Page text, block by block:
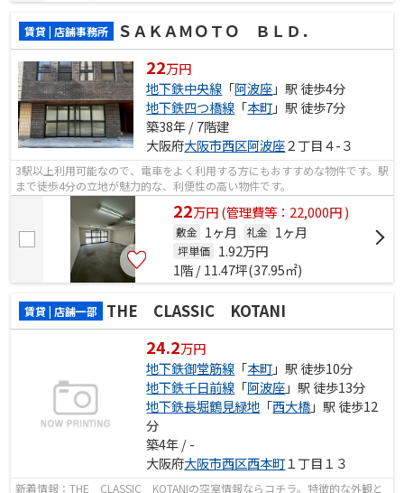
賃貸 | 店舗事務所 ＳＡＫＡＭＯＴＯ ＢＬＤ．
22万円
地下鉄中央線 「阿波座」駅 徒歩4分
地下鉄四つ橋線 「本町」駅 徒歩7分
築38年 / 7階建
大阪府大阪市西区阿波座２丁目４-３
3駅以上利用可能なので、電車をよく利用する方にもおすすめな物件です。駅
まで徒歩4分の立地が魅力的な、利便性の高い物件です。
22万円(管理費等：22,000円 )
敷金 1ヶ月 礼金 1ヶ月
坪単価 1.92万円
1階 / 11.47坪(37.95㎡)
賃貸 | 店舗一部 THE CLASSIC KOTANI
24.2万円
地下鉄御堂筋線 「本町」駅 徒歩10分
地下鉄千日前線 「阿波座」駅 徒歩13分
地下鉄長堀鶴見緑地 「西大橋」駅 徒歩12
分
築4年 / -
大阪府大阪市西区西本町１丁目１３
新着情報：THE CLASSIC KOTANIの空室情報ならコチラ。特徴的な外観と